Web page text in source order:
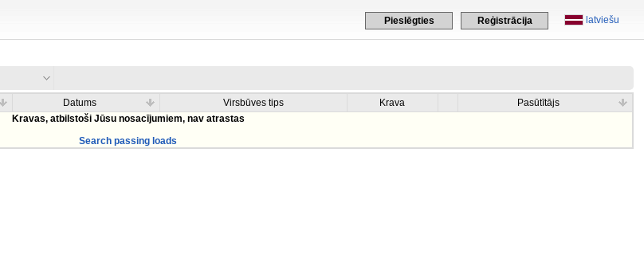
latviešu
Pieslēgties Reģistrācija
Datums Virsbūves tips Krava
Pasūtītājs
Kravas, atbilstoši Jūsu nosacījumiem, nav atrastas
Search passing loads